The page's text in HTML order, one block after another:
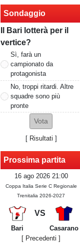
Sondaggio
Il Bari lotterà per il
vertice?
Sì, farà un
campionato da
protagonista
No, troppi ritardi. Altre
squadre sono più
pronte
[ Risultati ]
Prossima partita
16 ago 2026 21:00
Coppa Italia Serie C Regionale
Trenitalia 2026-2027
VS
Bari
Casarano
[ Precedenti ]